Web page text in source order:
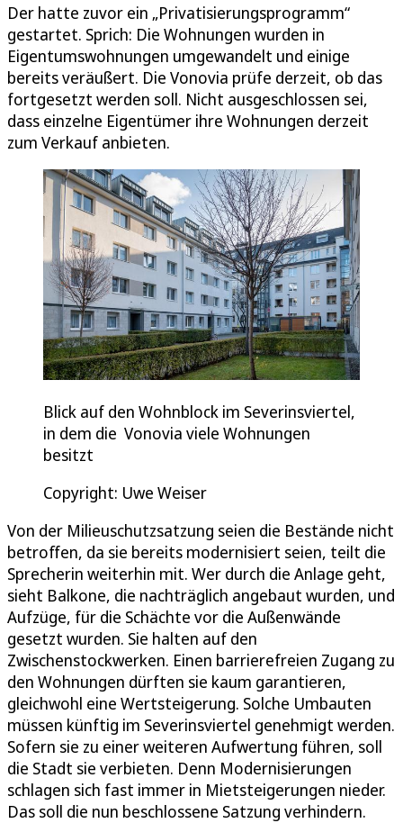
Der hatte zuvor ein „Privatisierungsprogramm“
gestartet. Sprich: Die Wohnungen wurden in
Eigentumswohnungen umgewandelt und einige
bereits veräußert. Die Vonovia prüfe derzeit, ob das
fortgesetzt werden soll. Nicht ausgeschlossen sei,
dass einzelne Eigentümer ihre Wohnungen derzeit
zum Verkauf anbieten.
Blick auf den Wohnblock im Severinsviertel,
in dem die Vonovia viele Wohnungen
besitzt
Copyright: Uwe Weiser
Von der Milieuschutzsatzung seien die Bestände nicht
betroffen, da sie bereits modernisiert seien, teilt die
Sprecherin weiterhin mit. Wer durch die Anlage geht,
sieht Balkone, die nachträglich angebaut wurden, und
Aufzüge, für die Schächte vor die Außenwände
gesetzt wurden. Sie halten auf den
Zwischenstockwerken. Einen barrierefreien Zugang zu
den Wohnungen dürften sie kaum garantieren,
gleichwohl eine Wertsteigerung. Solche Umbauten
müssen künftig im Severinsviertel genehmigt werden.
Sofern sie zu einer weiteren Aufwertung führen, soll
die Stadt sie verbieten. Denn Modernisierungen
schlagen sich fast immer in Mietsteigerungen nieder.
Das soll die nun beschlossene Satzung verhindern.